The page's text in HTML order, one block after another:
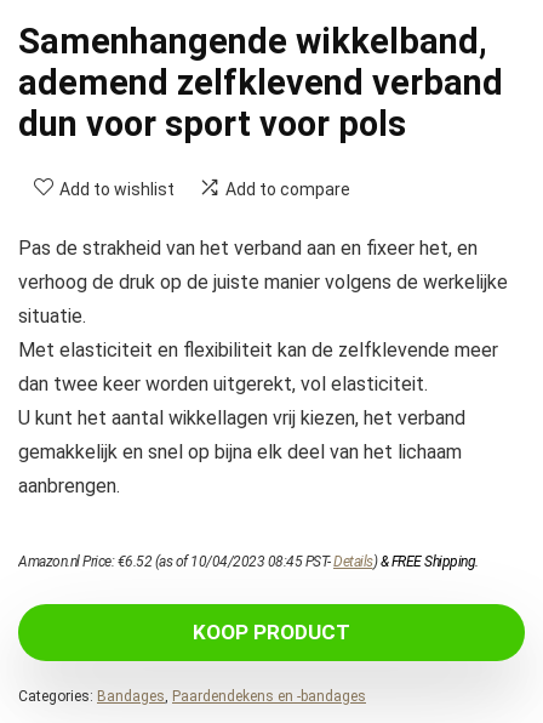
Samenhangende wikkelband,
ademend zelfklevend verband
dun voor sport voor pols
Add to wishlist Add to compare
Pas de strakheid van het verband aan en fixeer het, en
verhoog de druk op de juiste manier volgens de werkelijke
situatie.
Met elasticiteit en flexibiliteit kan de zelfklevende meer
dan twee keer worden uitgerekt, vol elasticiteit.
U kunt het aantal wikkellagen vrij kiezen, het verband
gemakkelijk en snel op bijna elk deel van het lichaam
aanbrengen.
Amazon.nl Price:€6.52 (as of 10/04/2023 08:45 PST-Details)&FREE Shipping.
KOOP PRODUCT
Categories: Bandages Paardendekens en -bandages